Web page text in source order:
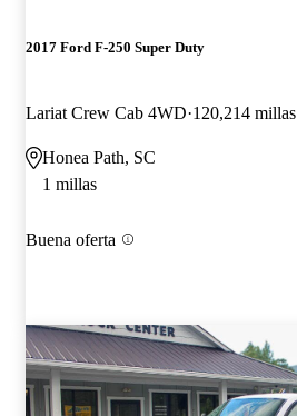
2017 Ford F-250 Super Duty
Lariat Crew Cab 4WD 120,214 millas
Honea Path, SC
1 millas
Buena oferta